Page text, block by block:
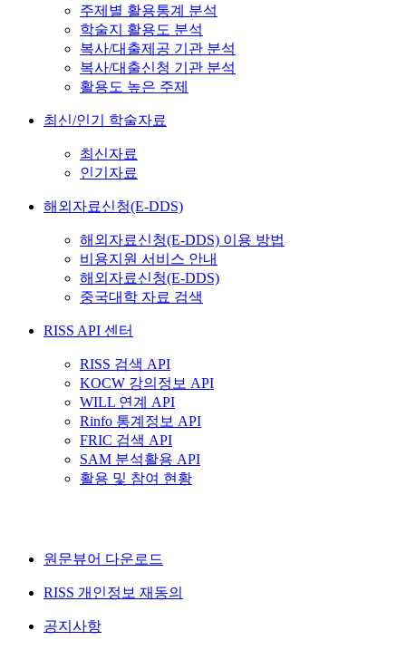
주제별 활용통계 분석
학술지 활용도 분석
복사/대출제공 기관 분석
복사/대출신청 기관 분석
활용도 높은 주제
최신/인기 학술자료
최신자료
인기자료
해외자료신청(E-DDS)
해외자료신청(E-DDS) 이용 방법
비용지원 서비스 안내
해외자료신청(E-DDS)
중국대학 자료 검색
RISS API 센터
RISS 검색 API
KOCW 강의정보 API
WILL 연계 API
Rinfo 통계정보 API
FRIC 검색 API
SAM 분석활용 API
활용 및 참여 현황
원문뷰어 다운로드
RISS 개인정보 재동의
공지사항